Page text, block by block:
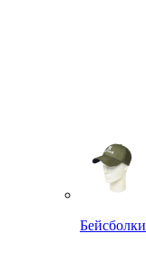
Бейсболки